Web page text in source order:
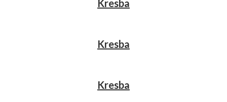
Kresba
Kresba
Kresba